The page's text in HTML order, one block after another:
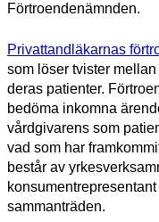
Förtroendenämnden.
Privattandläkarnas
som löser tvister
deras patienter.
bedöma inkomna
vårdgivarens som
vad som har
består av
sammanträden.